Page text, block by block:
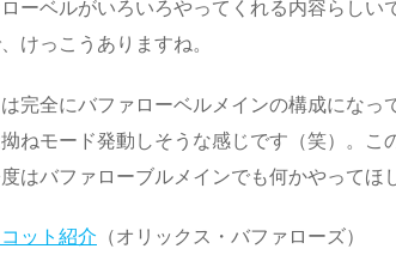
ーベルがいろいろやってくれる内容らしい
けっこうありますね。
完全にバファローベルメインの構成になっ
拗ねモード発動しそうな感じです（笑）。こ
はバファローブルメインでも何かやってほ
ット紹介 （オリックス・バファローズ）